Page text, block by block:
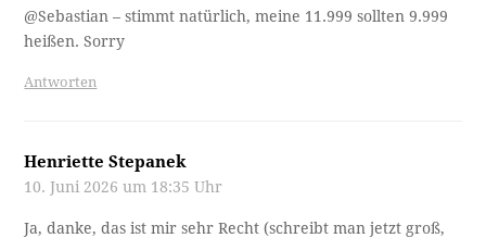
@Sebastian – stimmt natürlich, meine 11.999 sollten 9.999
heißen. Sorry
Antworten
Henriette Stepanek
10. Juni 2026 um 18:35 Uhr
Ja, danke, das ist mir sehr Recht (schreibt man jetzt groß,